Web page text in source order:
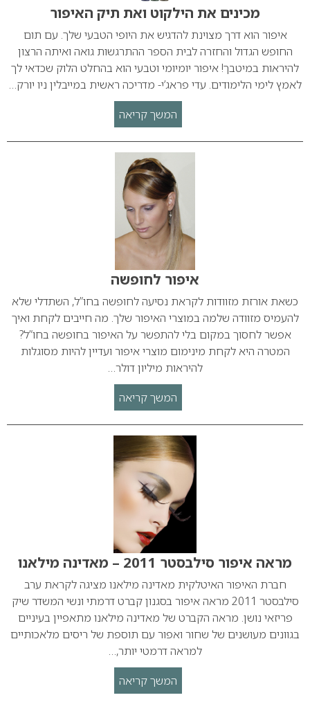
מכינים את הילקוט ואת תיק האיפור
איפור הוא דרך מצוינת להדגיש את היופי הטבעי שלך. עם תום
החופש הגדול והחזרה לבית הספר ההתרגשות גואה ואיתה הרצון
להיראות במיטבך! איפור יומיומי וטבעי הוא בהחלט הלוק שכדאי לך
לאמץ לימי הלימודים. עדי פראג’י- מדריכה ראשית במייבלין ניו יורק…
המשך קריאה
איפור לחופשה
כשאת אורזת מזוודות לקראת נסיעה לחופשה בחו”ל, השתדלי שלא
להעמיס מזוודה שלמה במוצרי האיפור שלך. מה חייבים לקחת ואיך
אפשר לחסוך במקום בלי להתפשר על האיפור בחופשה בחו”ל?
המטרה היא לקחת מינימום מוצרי איפור ועדיין להיות מסוגלות
להיראות מיליון דולר…
המשך קריאה
מראה איפור סילבסטר 2011 – מאדינה מילאנו
חברת האיפור האיטלקית מאדינה מילאנו מציגה לקראת ערב
סילבסטר 2011 מראה איפור בסגנון קברט דרמתי ונשי המשדר שיק
פריזאי נושן. מראה הקברט של מאדינה מילאנו מתאפיין בעיניים
בגוונים מעושנים של שחור ואפור עם תוספת של ריסים מלאכותיים
למראה דרמטי יותר,…
המשך קריאה